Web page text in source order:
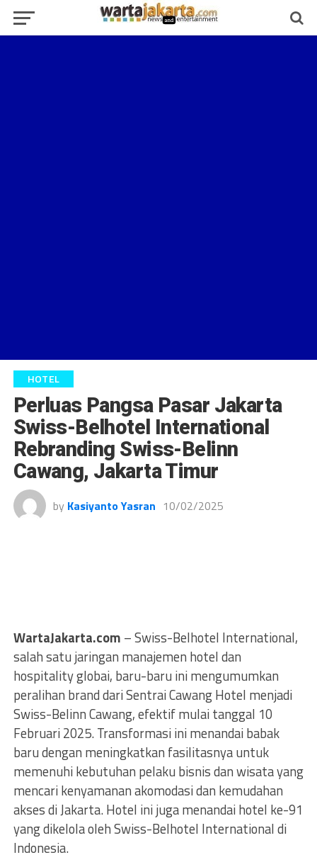
HOTEL
Perluas Pangsa Pasar Jakarta
Swiss-Belhotel International
Rebranding Swiss-Belinn
Cawang, Jakarta Timur
by Kasiyanto Yasran 10/02/2025
WartaJakarta.com – Swiss-Belhotel International,
salah satu jaringan manajemen hotel dan
hospitality globai, baru-baru ini mengumumkan
peralihan brand dari Sentrai Cawang Hotel menjadi
Swiss-Belinn Cawang, efektif mulai tanggal 10
Februari 2025. Transformasi ini menandai babak
baru dengan meningkatkan fasilitasnya untuk
memenuhi kebutuhan pelaku bisnis dan wisata yang
mencari kenyamanan akomodasi dan kemudahan
akses di Jakarta. Hotel ini juga menandai hotel ke-91
yang dikelola oleh Swiss-Belhotel International di
Indonesia.